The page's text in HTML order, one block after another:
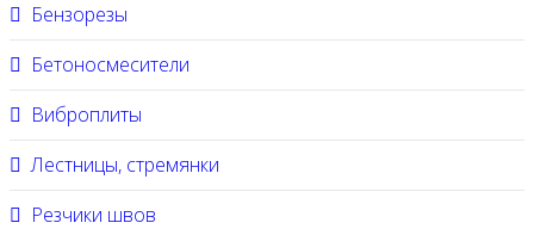
Бензорезы
Бетоносмесители
Виброплиты
Лестницы, стремянки
Резчики швов